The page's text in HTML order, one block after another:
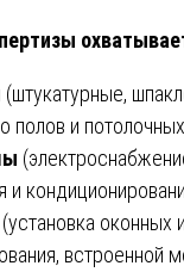
(штукатурные,
полов и
и
(установка оконных
встроенной